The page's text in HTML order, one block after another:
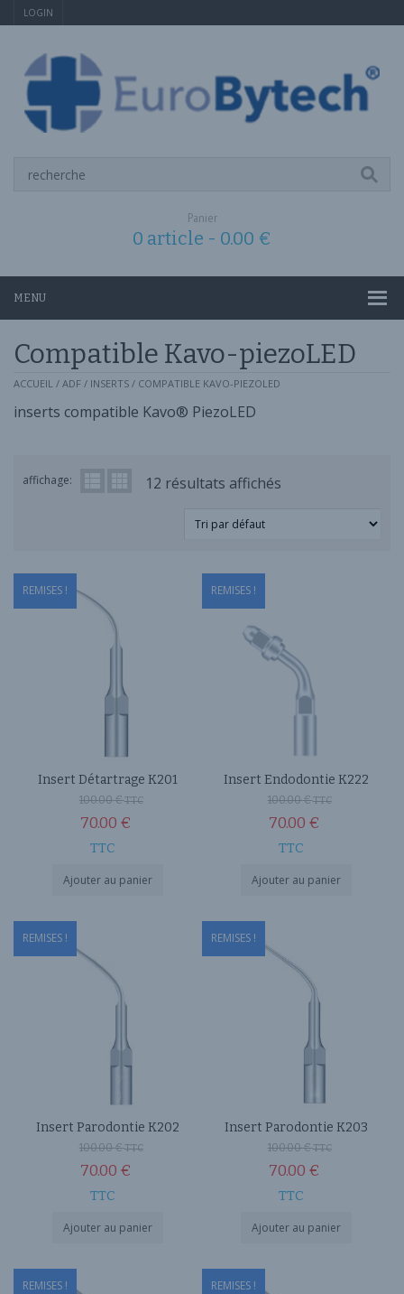
LOGIN
Panier
0 article - 0.00 €
MENU
Compatible Kavo-piezoLED
ACCUEIL / ADF / INSERTS / COMPATIBLE KAVO-PIEZOLED
inserts compatible Kavo® PiezoLED
affichage: 12 résultats affichés
REMISES !
Insert Détartrage K201
100.00€TTC
70.00 €
TTC
Ajouter au panier
REMISES !
Insert Endodontie K222
100.00€TTC
70.00 €
TTC
Ajouter au panier
REMISES !
Insert Parodontie K202
100.00€TTC
70.00 €
TTC
Ajouter au panier
REMISES !
Insert Parodontie K203
100.00€TTC
70.00 €
TTC
Ajouter au panier
REMISES ! REMISES !